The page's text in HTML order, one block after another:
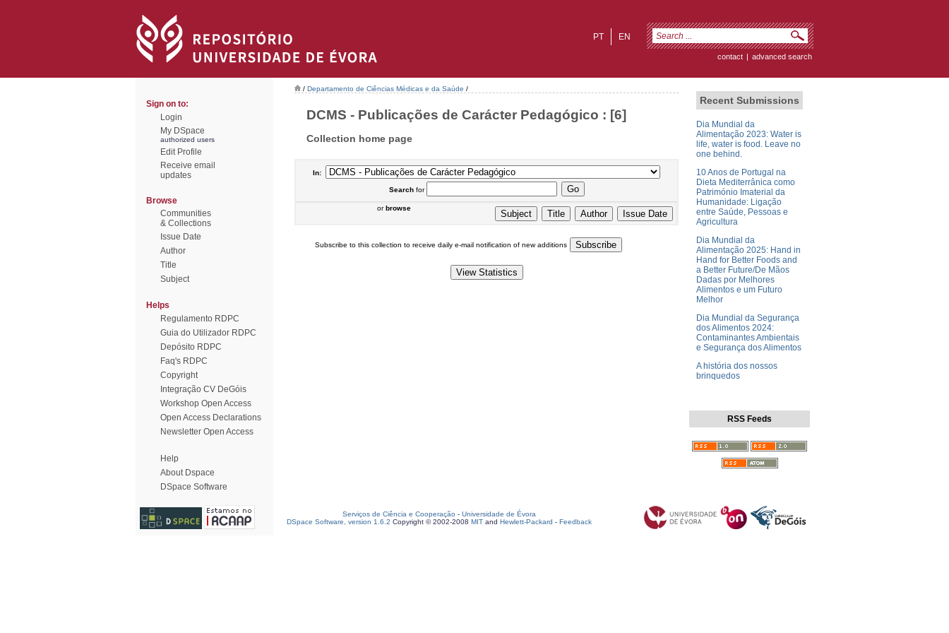
EN
PT
contact | advanced search
Sign on to:
Login
My DSpace
authorized users
Edit Profile
Receive email
updates
Browse
Communities
& Collections
Issue Date
Author
Title
Subject
Helps
Regulamento RDPC
Guia do Utilizador RDPC
Depósito RDPC
Faq's RDPC
Copyright
Integração CV DeGóis
Workshop Open Access
Open Access Declarations
Newsletter Open Access
Help
About Dspace
DSpace Software
/ Departamento de Ciências Médicas e da Saúde /
DCMS - Publicações de Carácter Pedagógico : [6]
Collection home page
In:
Searchfor
orbrowse
Subscribe to this collection to receive daily e-mail notification of new additions
Recent Submissions
Dia Mundial da
Alimentação 2023: Water is
life, water is food. Leave no
one behind.
10 Anos de Portugal na
Dieta Mediterrânica como
Património Imaterial da
Humanidade: Ligação
entre Saúde, Pessoas e
Agricultura
Dia Mundial da
Alimentação 2025: Hand in
Hand for Better Foods and
a Better Future/De Mãos
Dadas por Melhores
Alimentos e um Futuro
Melhor
Dia Mundial da Segurança
dos Alimentos 2024:
Contaminantes Ambientais
e Segurança dos Alimentos
A história dos nossos
brinquedos
RSS Feeds
Serviços de Ciência e Cooperação - Universidade de Évora
DSpace Software, version 1.6.2 Copyright © 2002-2008 MIT and Hewlett-Packard - Feedback